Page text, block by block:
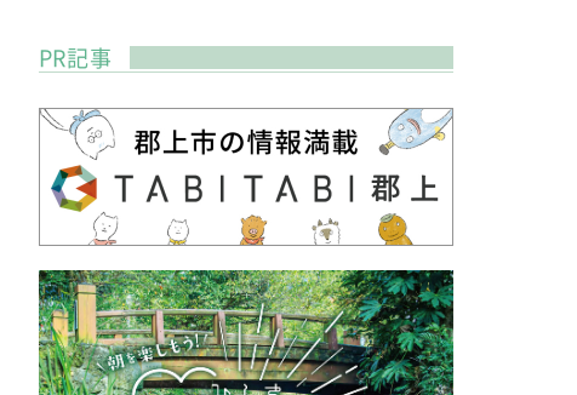
PR記事